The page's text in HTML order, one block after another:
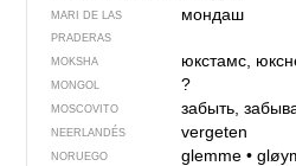
MARI DE LAS
PRADERAS
мондаш
MOKSHA юкстамс,
MONGOL ?
MOSCOVITO забыть,
NEERLANDÉS vergeten
NORUEGO glemme•